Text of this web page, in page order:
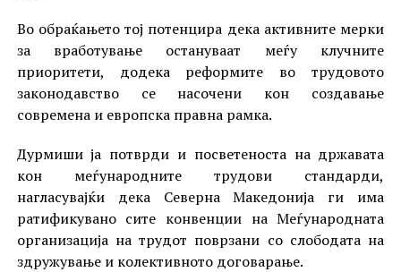
Во обраќањето тој потенцира дека активните мерки
за вработување остануваат меѓу клучните
приоритети, додека реформите во трудовото
законодавство се насочени кон создавање
современа и европска правна рамка.
Дурмиши ја потврди и посветеноста на државата
кон меѓународните трудови стандарди,
нагласувајќи дека Северна Македонија ги има
ратификувано сите конвенции на Меѓународната
организација на трудот поврзани со слободата на
здружување и колективното договарање.